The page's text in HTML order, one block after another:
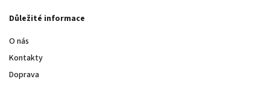
Důležité informace
O nás
Kontakty
Doprava